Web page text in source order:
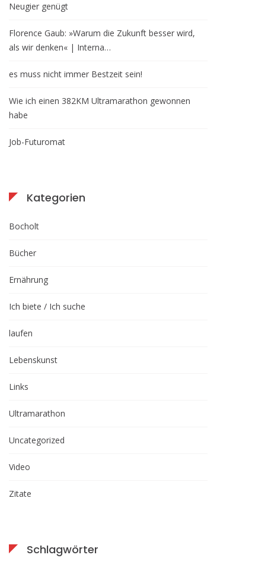
Neugier genügt
Florence Gaub: »Warum die Zukunft besser wird,
als wir denken« | Interna…
es muss nicht immer Bestzeit sein!
Wie ich einen 382KM Ultramarathon gewonnen
habe
Job-Futuromat
Kategorien
Bocholt
Bücher
Ernährung
Ich biete / Ich suche
laufen
Lebenskunst
Links
Ultramarathon
Uncategorized
Video
Zitate
Schlagwörter